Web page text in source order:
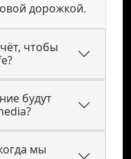
дорожкой.
чтобы
будут
мы